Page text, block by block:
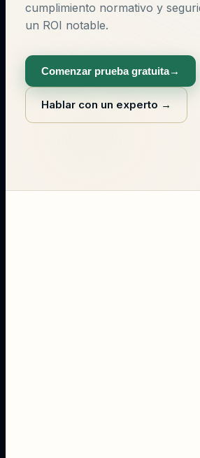
cumplimiento normativo y
un ROI notable.
Comenzar prueba gratuita→
Hablar con un experto →